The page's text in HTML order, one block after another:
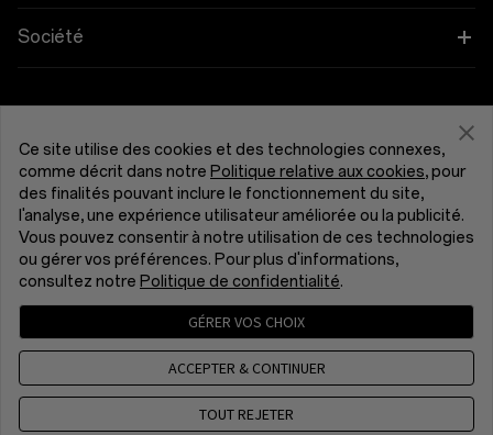
Bundles
Lifestyle
FAQ Shopping
Manuels d’utilisation
Nous contacter
Dépannage
Accessibilité
Société
Communauté
Red Cable Club
OnePlus Store App
Durabilité
France (Français)
Politique de confidentialité
Accord utilisateur
Conditions de vente
Security Response Center (OneSRC)
Cookie Settings
© 2013 - 2026 OnePlus. All Rights Reserved.
Ce site utilise des cookies et des technologies connexes,
comme décrit dans notre Politique relative aux cookies, pour
des finalités pouvant inclure le fonctionnement du site,
l'analyse, une expérience utilisateur améliorée ou la publicité.
Vous pouvez consentir à notre utilisation de ces technologies
ou gérer vos préférences. Pour plus d'informations,
consultez notre Politique de confidentialité.
GÉRER VOS CHOIX
ACCEPTER & CONTINUER
TOUT REJETER